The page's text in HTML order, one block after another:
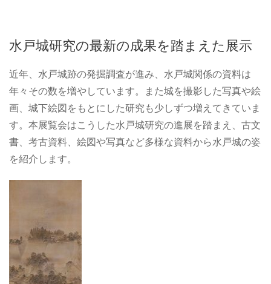
水戸城研究の最新の成果を踏まえた展示
近年、水戸城跡の発掘調査が進み、水戸城関係の資料は
年々その数を増やしています。また城を撮影した写真や絵
画、城下絵図をもとにした研究も少しずつ増えてきていま
す。本展覧会はこうした水戸城研究の進展を踏まえ、古文
書、考古資料、絵図や写真など多様な資料から水戸城の姿
を紹介します。